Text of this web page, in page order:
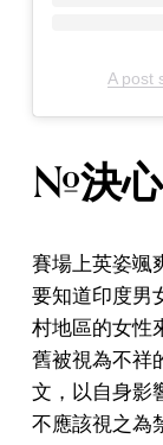
A post
#決心
賽場上英姿颯
要知道印度男
村地區的女性
舊被視為不祥
文，以自身影
不應該視之為